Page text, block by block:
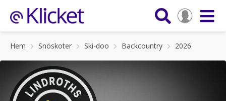
Hem Snöskoter Ski-doo Backcountry 2026